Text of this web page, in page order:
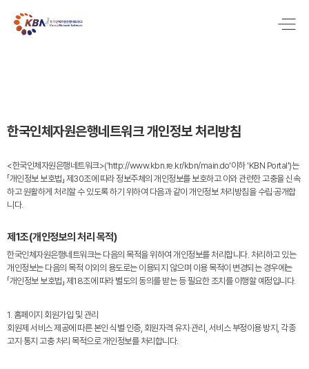
한국인체자원은행네트워크 개인정보 처리방침
<한국인체자원은행네트워크>('http://www.kbn.re.kr/kbn/main.do'이하 'KBN Portal')는
「개인정보 보호법」 제30조에 따라 정보주체의 개인정보를 보호하고 이와 관련한 고충을 신속
하고 원활하게 처리할 수 있도록 하기 위하여 다음과 같이 개인정보 처리방침을 수립·공개합
니다.
제1조(개인정보의 처리 목적)
한국인체자원은행네트워크는 다음의 목적을 위하여 개인정보를 처리합니다. 처리하고 있는
개인정보는 다음의 목적 이외의 용도로는 이용되지 않으며 이용 목적이 변경되는 경우에는
「개인정보 보호법」 제18조에 따라 별도의 동의를 받는 등 필요한 조치를 이행할 예정입니다.
1. 홈페이지 회원가입 및 관리
회원제 서비스 제공에 따른 본인 식별·인증, 회원자격 유지·관리, 서비스 부정이용 방지, 각종
고지·통지 고충 처리 목적으로 개인정보를 처리합니다.